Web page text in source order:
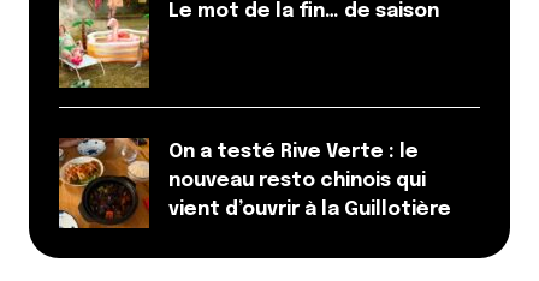
Le mot de la fin… de saison
On a testé Rive Verte : le
nouveau resto chinois qui
vient d’ouvrir à la Guillotière